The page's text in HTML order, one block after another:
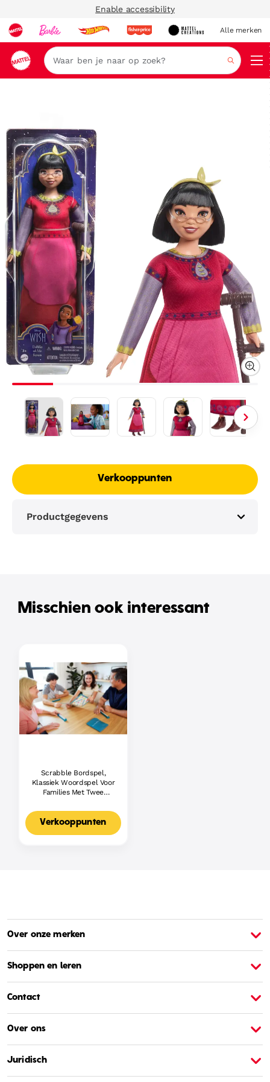
Enable accessibility
Alle merken
Zoeken
Verkooppunten
Productgegevens
Misschien ook interessant
Scrabble Bordspel,
Klassiek Woordspel Voor
Families Met Twee
Voor 2-4 Spelers,
Nederlandse Editie
Verkooppunten
Over onze merken
Shoppen en leren
Contact
Over ons
Juridisch